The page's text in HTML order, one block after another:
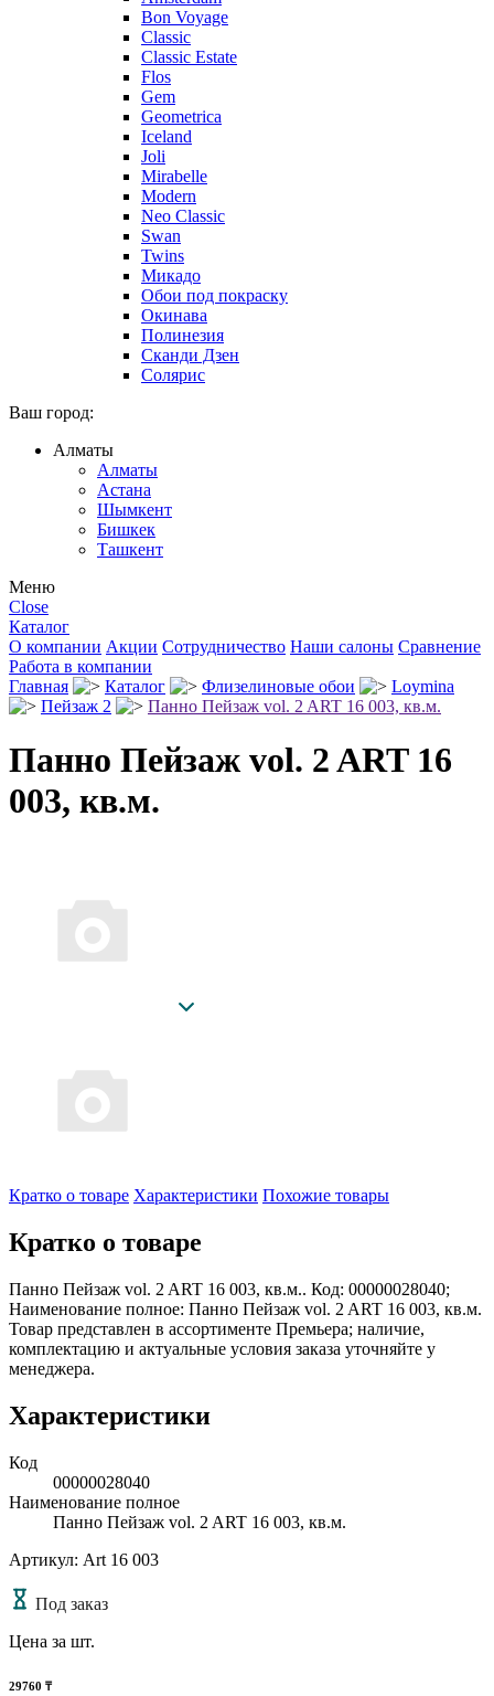
Bon Voyage
Classic
Classic Estate
Flos
Gem
Geometrica
Iceland
Joli
Mirabelle
Modern
Neo Classic
Swan
Twins
Микадо
Обои под покраску
Окинава
Полинезия
Сканди Дзен
Солярис
Ваш город:
Алматы
Алматы
Астана
Шымкент
Бишкек
Ташкент
Меню
Close
Каталог
О компании Акции Сотрудничество Наши салоны Сравнение
Работа в компании
Главная
Каталог Флизелиновые обои
Loymina
Пейзаж 2
Панно Пейзаж vol. 2 ART 16 003, кв.м.
Панно Пейзаж vol. 2 ART 16
003, кв.м.
Кратко о товаре Характеристики Похожие товары
Кратко о товаре
Панно Пейзаж vol. 2 ART 16 003, кв.м.. Код: 00000028040;
Наименование полное: Панно Пейзаж vol. 2 ART 16 003, кв.м.
Товар представлен в ассортименте Премьера; наличие,
комплектацию и актуальные условия заказа уточняйте у
менеджера.
Характеристики
Код
00000028040
Наименование полное
Панно Пейзаж vol. 2 ART 16 003, кв.м.
Артикул: Art 16 003
Под заказ
Цена за шт.
29760 ₸